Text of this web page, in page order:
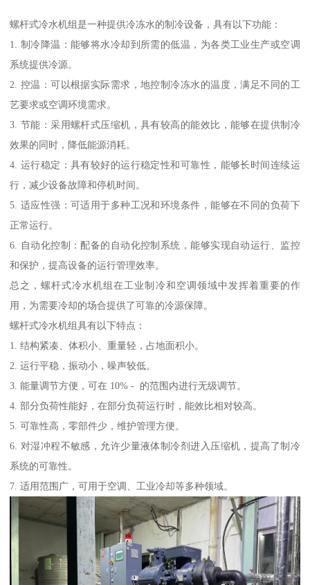
螺杆式冷水机组是一种提供冷冻水的制冷设备，具有以下功能：
1. 制冷降温：能够将水冷却到所需的低温，为各类工业生产或空调
系统提供冷源。
2. 控温：可以根据实际需求，地控制冷冻水的温度，满足不同的工
艺要求或空调环境需求。
3. 节能：采用螺杆式压缩机，具有较高的能效比，能够在提供制冷
效果的同时，降低能源消耗。
4. 运行稳定：具有较好的运行稳定性和可靠性，能够长时间连续运
行，减少设备故障和停机时间。
5. 适应性强：可适用于多种工况和环境条件，能够在不同的负荷下
正常运行。
6. 自动化控制：配备的自动化控制系统，能够实现自动运行、监控
和保护，提高设备的运行管理效率。
总之，螺杆式冷水机组在工业制冷和空调领域中发挥着重要的作
用，为需要冷却的场合提供了可靠的冷源保障。
螺杆式冷水机组具有以下特点：
1. 结构紧凑、体积小、重量轻，占地面积小。
2. 运行平稳，振动小，噪声较低。
3. 能量调节方便，可在 10% - 的范围内进行无级调节。
4. 部分负荷性能好，在部分负荷运行时，能效比相对较高。
5. 可靠性高，零部件少，维护管理方便。
6. 对湿冲程不敏感，允许少量液体制冷剂进入压缩机，提高了制冷
系统的可靠性。
7. 适用范围广，可用于空调、工业冷却等多种领域。